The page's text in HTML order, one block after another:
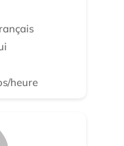
heure